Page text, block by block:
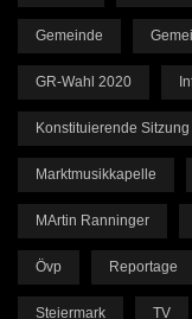
Gemeinde
GR-Wahl 2020
Konstituierende Sitzung
Marktmusikkapelle
MArtin Ranninger
Övp Reportage
Steiermark TV